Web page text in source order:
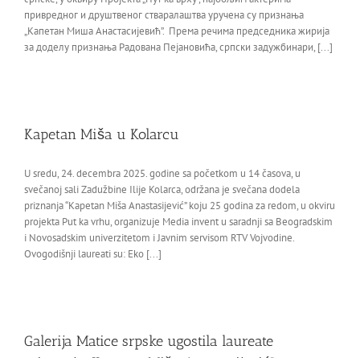
привредног и друштвеног стваралаштва уручена су признања
„Капетан Миша Анастасијевић”. Према речима председника жирија
за доделу признања Радована Пејановића, српски задужбинари, [...]
Kapetan Miša u Kolarcu
U sredu, 24. decembra 2025. godine sa početkom u 14 časova, u
svečanoj sali Zadužbine Ilije Kolarca, održana je svečana dodela
priznanja “Kapetan Miša Anastasijević” koju 25 godina za redom, u okviru
projekta Put ka vrhu, organizuje Media invent u saradnji sa Beogradskim
i Novosadskim univerzitetom i Javnim servisom RTV Vojvodine.
Ovogodišnji laureati su: Eko [...]
Galerija Matice srpske ugostila laureate